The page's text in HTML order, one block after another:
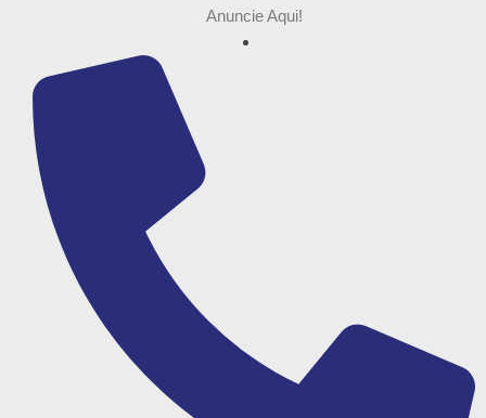
Anuncie Aqui!